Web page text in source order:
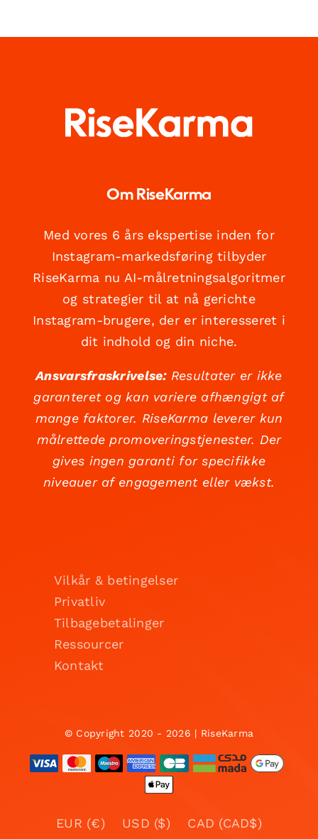
Om RiseKarma
Med vores 6 års ekspertise inden for
Instagram-markedsføring tilbyder
RiseKarma nu AI-målretningsalgoritmer
og strategier til at nå gerichte
Instagram-brugere, der er interesseret i
dit indhold og din niche.
Ansvarsfraskrivelse:Resultater er ikke
garanteret og kan variere afhængigt af
mange faktorer. RiseKarma leverer kun
målrettede promoveringstjenester. Der
gives ingen garanti for specifikke
niveauer af engagement eller vækst.
Vilkår & betingelser
Privatliv
Tilbagebetalinger
Ressourcer
Kontakt
© Copyright 2020 - 2026 | RiseKarma
EUR (€) USD ($)
CAD (CAD$)